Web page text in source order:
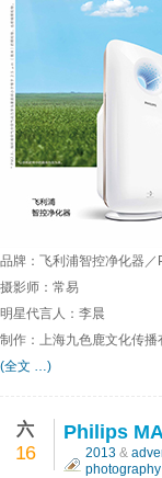
品牌：飞利浦智控净化器
摄影师：常易
明星代言人：李晨
制作：上海九色鹿文化传
(全文 …)
六
16
Philips
2013 &
photography